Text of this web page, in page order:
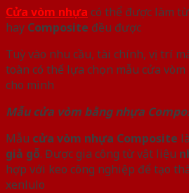
Cửa vòm nhựa có thể được làm từ
hay Composite đều được
Tuỳ vào nhu cầu, tài chính, vị trí
toàn có thể lựa chọn mẫu cửa
cho mình
Mẫu cửa vòm bằng nhựa
Mẫu cửa vòm nhựa Composite
giả gỗ. Được gia công từ vật liệu
hợp với keo công nghiệp để tạo
xenlulo